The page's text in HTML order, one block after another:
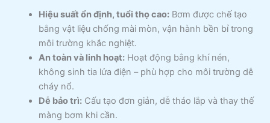
Hiệu suất ổn định, tuổi thọ cao:Bơm được chế tạo
bằng vật liệu chống mài mòn, vận hành bền bỉ trong
môi trường khắc nghiệt.
An toàn và linh hoạt:Hoạt động bằng khí nén,
không sinh tia lửa điện – phù hợp cho môi trường dễ
cháy nổ.
Dễ bảo trì:Cấu tạo đơn giản, dễ tháo lắp và thay thế
màng bơm khi cần.